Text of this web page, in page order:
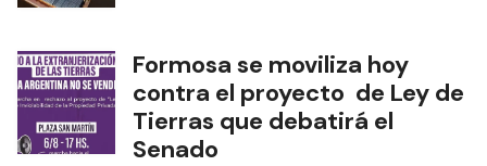
Formosa se moviliza hoy
contra el proyecto de Ley de
Tierras que debatirá el
Senado